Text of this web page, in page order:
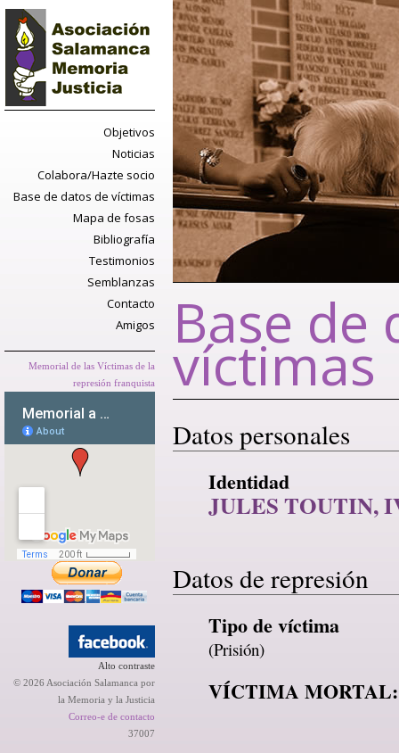
Objetivos
Noticias
Colabora/Hazte socio
Base de datos de víctimas
Mapa de fosas
Bibliografía
Testimonios
Semblanzas
Contacto
Amigos
Memorial de las Víctimas de la
represión franquista
Alto contraste
© 2026 Asociación Salamanca por
la Memoria y la Justicia
Correo-e de contacto
37007
Base de
víctimas
Datos personales
Identidad
JULES TOUTIN,
Datos de represión
Tipo de víctima
(Prisión)
VÍCTIMA MORTAL: